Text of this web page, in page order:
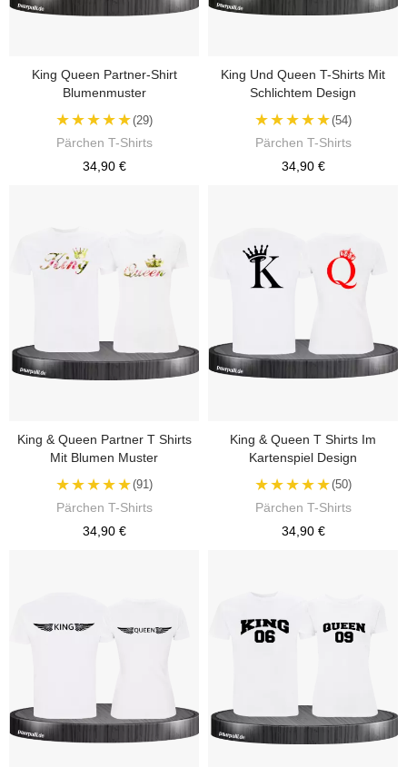
King Queen Partner-Shirt
Blumenmuster
★★★★★(29)
Pärchen T-Shirts
34,90 €
King Und Queen T-Shirts Mit
Schlichtem Design
★★★★★(54)
Pärchen T-Shirts
34,90 €
King & Queen Partner T Shirts
Mit Blumen Muster
★★★★★(91)
Pärchen T-Shirts
34,90 €
King & Queen T Shirts Im
Kartenspiel Design
★★★★★(50)
Pärchen T-Shirts
34,90 €